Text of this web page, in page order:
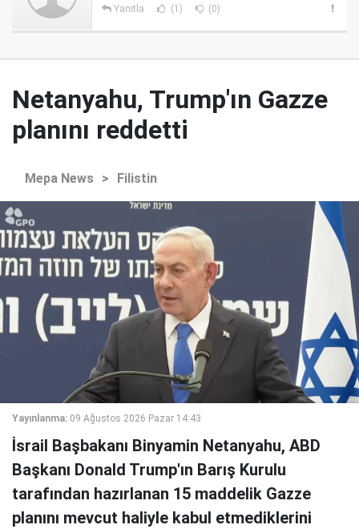
Yanıtla (1) (0)
Netanyahu, Trump'ın Gazze
planını reddetti
Mepa News > Filistin
Yayınlanma: 09 Ağustos 2026 Pazar 14:43
İsrail Başbakanı Binyamin Netanyahu, ABD
Başkanı Donald Trump'ın Barış Kurulu
tarafından hazırlanan 15 maddelik Gazze
planını mevcut haliyle kabul etmediklerini